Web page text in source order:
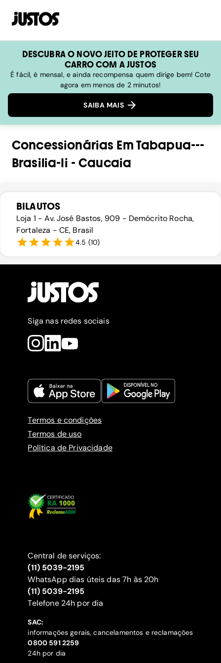
DESCUBRA O NOVO JEITO DE PROTEGER SEU
CARRO COM A JUSTOS
É fácil, é mensal, e ainda recompensa quem dirige bem! Cote
agora em menos de 2 minutos!
SAIBA MAIS
Concessionárias Em Tabapua---
Brasilia-Ii -Caucaia
BILAUTOS
Loja 1 - Av. José Bastos, 909 - Demócrito Rocha,
Fortaleza - CE, Brasil
4.5 (10)
Siga nas redes sociais
Termos e condições
Termos de uso
Política de Privacidade
Central de serviços:
(11) 5039-2195
WhatsApp dias úteis das 7h às 20h
(11) 5039-2195
‍Telefone 24h por dia
SAC:
informações gerais, cancelamentos e reclamações
‍0800 591 2259
24h por dia